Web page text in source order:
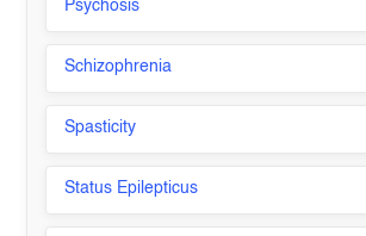
Psychosis
Schizophrenia
Spasticity
Status Epilepticus